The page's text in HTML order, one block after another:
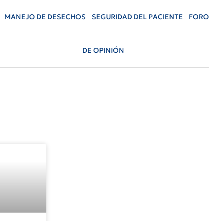
MANEJO DE DESECHOS SEGURIDAD DEL PACIENTE FORO
DE OPINIÓN